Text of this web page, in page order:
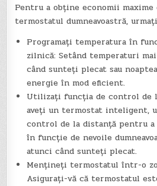
Pentru a obține economii
termostatul dumneavoastră,
Programați temperatura în
zilnică: Setând temperaturi
când sunteți plecat sau
energie în mod eficient.
Utilizați funcția de control de
aveți un termostat inteligent,
control de la distanță pentru a
în funcție de nevoile
atunci când sunteți plecat.
Mențineți termostatul într-o
Asigurați-vă că termostatul